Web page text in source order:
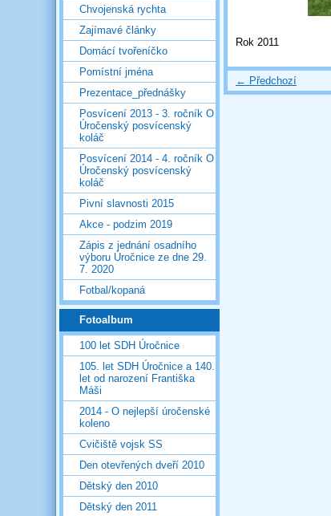
Rok 2011
← Předchozí
Chvojenská rychta
Zajímavé články
Domácí tvořeníčko
Pomístní jména
Prezentace_přednášky
Posvícení 2013 - 3. ročník O
Úročenský posvícenský
koláč
Posvícení 2014 - 4. ročník O
Úročenský posvícenský
koláč
Pivní slavnosti 2015
Akce - podzim 2019
Zápis z jednání osadního
výboru Úročnice ze dne 29.
7. 2020
Fotbal/kopaná
Fotoalbum
100 let SDH Úročnice
105. let SDH Úročnice a 140.
let od narození Františka
Máši
2014 - O nejlepší úročenské
koleno
Cvičiště vojsk SS
Den otevřených dveří 2010
Dětský den 2010
Dětský den 2011